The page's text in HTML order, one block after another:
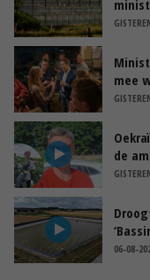
mee
de
06-08-